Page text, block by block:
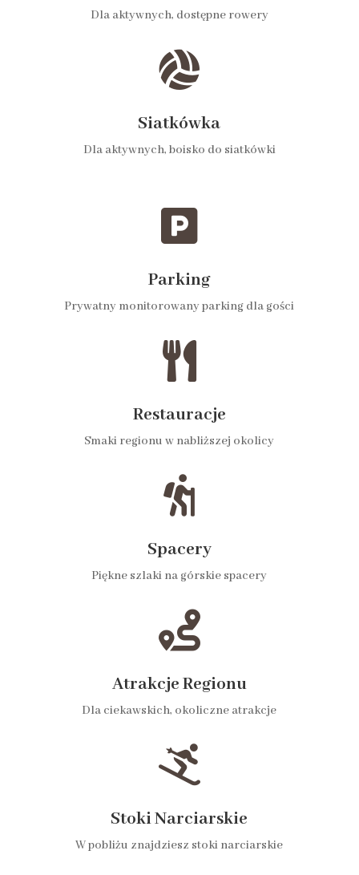
Dla aktywnych, dostępne rowery

Siatkówka
Dla aktywnych, boisko do siatkówki

Parking
Prywatny monitorowany parking dla gości

Restauracje
Smaki regionu w nabliższej okolicy

Spacery
Piękne szlaki na górskie spacery

Atrakcje Regionu
Dla ciekawskich, okoliczne atrakcje

Stoki Narciarskie
W pobliżu znajdziesz stoki narciarskie